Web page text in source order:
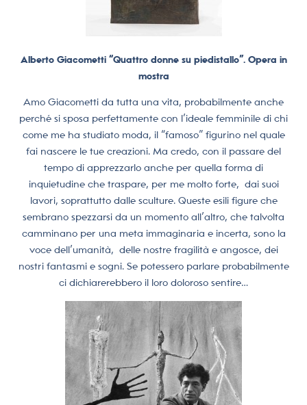
Alberto Giacometti “Quattro donne su piedistallo”. Opera in
mostra
Amo Giacometti da tutta una vita, probabilmente anche
perché si sposa perfettamente con l’ideale femminile di chi
come me ha studiato moda, il “famoso” figurino nel quale
fai nascere le tue creazioni. Ma credo, con il passare del
tempo di apprezzarlo anche per quella forma di
inquietudine che traspare, per me molto forte, dai suoi
lavori, soprattutto dalle sculture. Queste esili figure che
sembrano spezzarsi da un momento all’altro, che talvolta
camminano per una meta immaginaria e incerta, sono la
voce dell’umanità, delle nostre fragilità e angosce, dei
nostri fantasmi e sogni. Se potessero parlare probabilmente
ci dichiarerebbero il loro doloroso sentire…